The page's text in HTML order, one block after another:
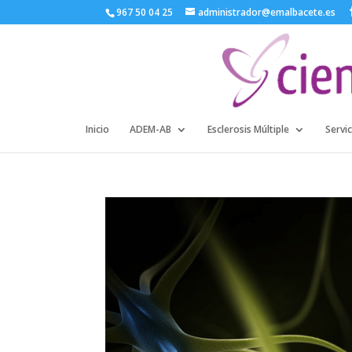
967 50 04 25 administrador@emalbacete.es
Inicio ADEM-AB Esclerosis Múltiple